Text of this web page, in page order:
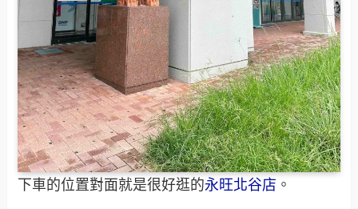
下車的位置對面就是很好逛的永旺北谷店 。